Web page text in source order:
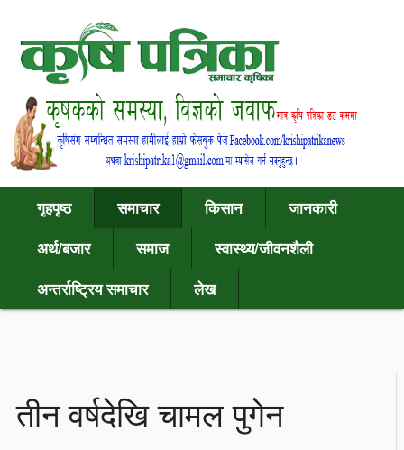
गृहपृष्ठ समाचार किसान
जानकारी
अर्थ/बजार
समाज
स्वास्थ्य/जीवनशैली
अन्तर्राष्ट्रिय समाचार
लेख
तीन वर्षदेखि चामल पुगेन